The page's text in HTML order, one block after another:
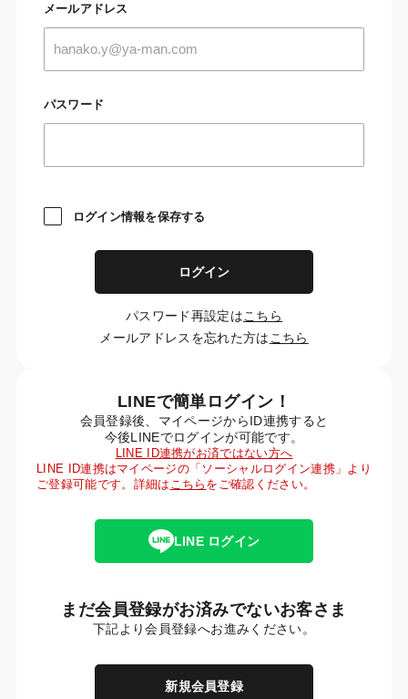
メールアドレス
パスワード
ログイン情報を保存する
ログイン
パスワード再設定はこちら
メールアドレスを忘れた方は こちら
LINEで簡単ログイン！
会員登録後、マイページからID連携すると
今後LINEでログインが可能です。
LINE ID連携がお済ではない方へ
LINE ID連携はマイページの「ソーシャルログイン連携」より
ご登録可能です。詳細は こちら をご確認ください。
LINE ログイン
まだ会員登録がお済みでないお客さま
下記より会員登録へお進みください。
新規会員登録